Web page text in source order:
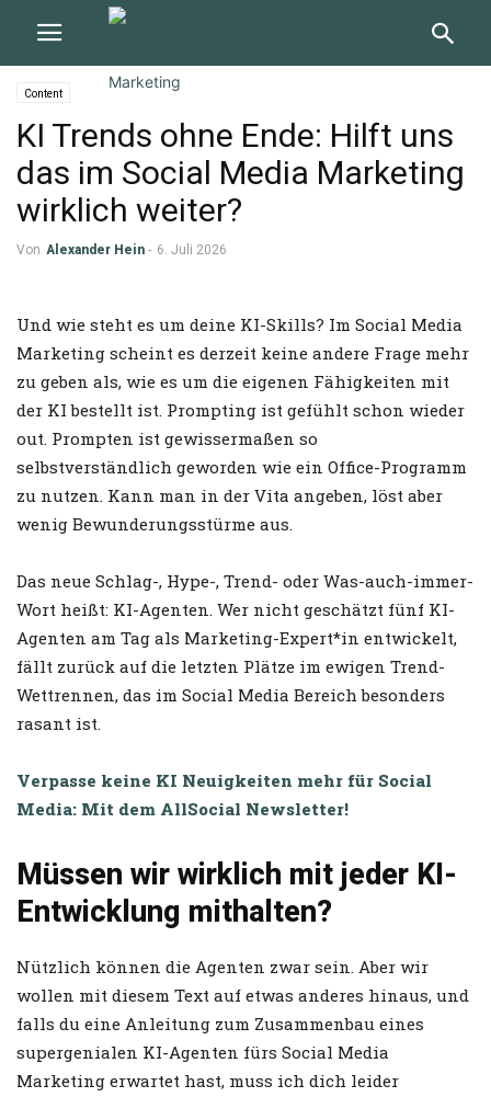
Content
KI Trends ohne Ende: Hilft uns
das im Social Media Marketing
wirklich weiter?
Von Alexander Hein - 6. Juli 2026
Und wie steht es um deine KI-Skills? Im Social Media
Marketing scheint es derzeit keine andere Frage mehr
zu geben als, wie es um die eigenen Fähigkeiten mit
der KI bestellt ist. Prompting ist gefühlt schon wieder
out. Prompten ist gewissermaßen so
selbstverständlich geworden wie ein Office-Programm
zu nutzen. Kann man in der Vita angeben, löst aber
wenig Bewunderungsstürme aus.
Das neue Schlag-, Hype-, Trend- oder Was-auch-immer-
Wort heißt: KI-Agenten. Wer nicht geschätzt fünf KI-
Agenten am Tag als Marketing-Expert*in entwickelt,
fällt zurück auf die letzten Plätze im ewigen Trend-
Wettrennen, das im Social Media Bereich besonders
rasant ist.
Verpasse keine KI Neuigkeiten mehr für Social
Media: Mit dem AllSocial Newsletter!
Müssen wir wirklich mit jeder KI-
Entwicklung mithalten?
Nützlich können die Agenten zwar sein. Aber wir
wollen mit diesem Text auf etwas anderes hinaus, und
falls du eine Anleitung zum Zusammenbau eines
supergenialen KI-Agenten fürs Social Media
Marketing erwartet hast, muss ich dich leider